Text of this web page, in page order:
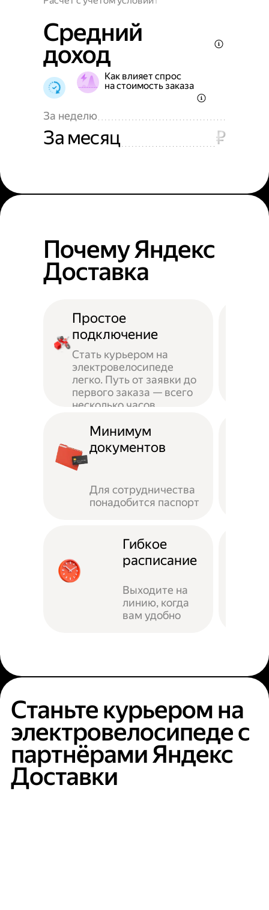
Средний
доход
Как влияет спрос
на стоимость заказа
За неделю
За месяц ₽
Почему Яндекс
Доставка
Простое
подключение
Стать курьером на
электровелосипеде
легко. Путь от заявки до
первого заказа — всего
несколько часов
Минимум
документов
Для сотрудничества
понадобится паспорт
Гибкое
расписание
Выходите на
линию, когда
вам удобно
Станьте курьером на
электровелосипеде с
партнёрами Яндекс
Доставки